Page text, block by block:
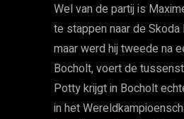
Wel van de partij is
te stappen naar de Skoda
maar werd hij tweede na
Bocholt, voert de
Potty krijgt in Bocholt
in het